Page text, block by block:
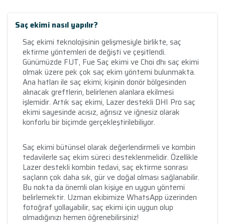
Saç ekimi nasıl yapılır?
Saç ekimi teknolojisinin gelişmesiyle birlikte, saç
ektirme yöntemleri de değişti ve çeşitlendi.
Günümüzde FUT, Fue Saç ekimi ve Choi dhı saç ekimi
olmak üzere pek çok saç ekim yöntemi bulunmakta.
Ana hatları ile saç ekimi; kişinin donör bölgesinden
alınacak greftlerin, belirlenen alanlara ekilmesi
işlemidir. Artık saç ekimi, Lazer destekli DHI Pro saç
ekimi sayesinde acısız, ağrısız ve iğnesiz olarak
konforlu bir biçimde gerçekleştirilebiliyor.
Saç ekimi bütünsel olarak değerlendirmeli ve kombin
tedavilerle saç ekim süreci desteklenmelidir. Özellikle
Lazer destekli kombin tedavi, saç ektirme sonrası
saçların çok daha sık, gür ve doğal olması sağlanabilir.
Bu nokta da önemli olan kişiye en uygun yöntemi
belirlemektir. Uzman ekibimize WhatsApp üzerinden
fotoğraf yollayabilir, saç ekimi için uygun olup
olmadığınızı hemen öğrenebilirsiniz!